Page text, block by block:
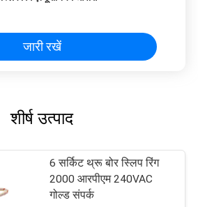
जारी रखें
शीर्ष उत्पाद
6 सर्किट थ्रू बोर स्लिप रिंग
2000 आरपीएम 240VAC
गोल्ड संपर्क